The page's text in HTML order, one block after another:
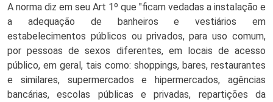
A norma diz em seu Art 1º que "ficam vedadas a instalação e
a adequação de banheiros e vestiários em
estabelecimentos públicos ou privados, para uso comum,
por pessoas de sexos diferentes, em locais de acesso
público, em geral, tais como: shoppings, bares, restaurantes
e similares, supermercados e hipermercados, agências
bancárias, escolas públicas e privadas, repartições da